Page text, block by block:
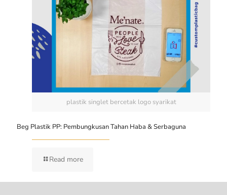
plastik singlet bercetak logo syarikat
Beg Plastik PP: Pembungkusan Tahan Haba & Serbaguna
Read more